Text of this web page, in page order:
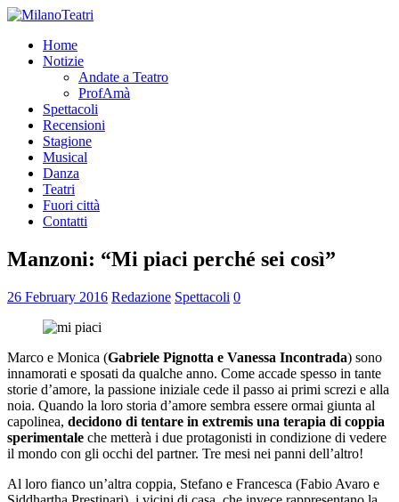
Home
Notizie
Andate a Teatro
ProfAmà
Spettacoli
Recensioni
Stagione
Musical
Danza
Teatri
Fuori città
Contatti
Manzoni: “Mi piaci perché sei così”
26 February 2016 Redazione Spettacoli 0
Marco e Monica (Gabriele Pignotta e Vanessa Incontrada) sono
innamorati e sposati da qualche anno. Come accade spesso in tante
storie d’amore, la passione iniziale cede il passo ai primi screzi e alla
noia. Quando la loro storia d’amore sembra essere ormai giunta al
capolinea, decidono di tentare in extremis una terapia di coppia
sperimentale che metterà i due protagonisti in condizione di vedere
il mondo con gli occhi del partner. Tre mesi nei panni dell’altro!
Al loro fianco un’altra coppia, Stefano e Francesca (Fabio Avaro e